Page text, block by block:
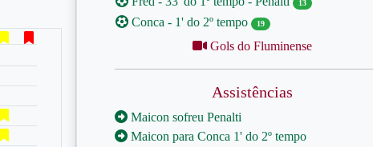
13
Conca - 1' do 2º tempo 19
Gols do Fluminense
Assistências
Maicon sofreu Penalti
Maicon para Conca 1' do 2º tempo